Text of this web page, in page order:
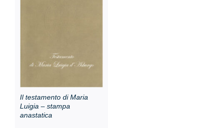
Il testamento di Maria
Luigia – stampa
anastatica